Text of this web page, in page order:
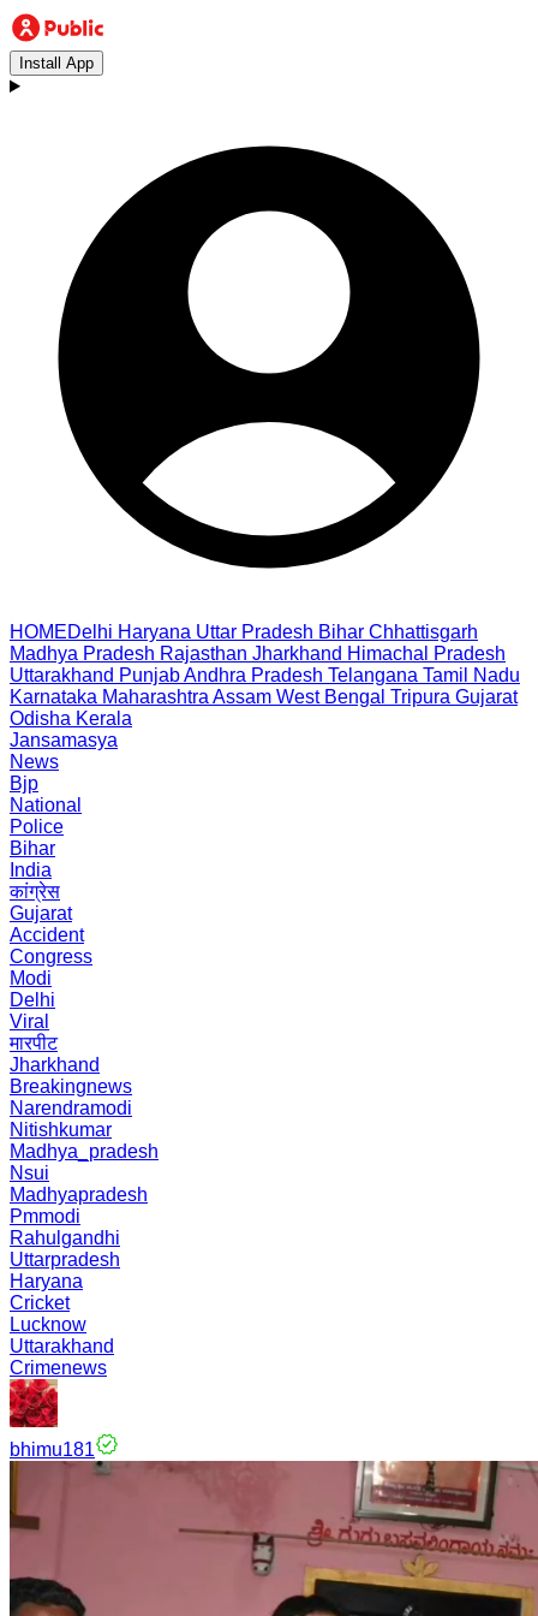
Install App
HOMEDelhi Haryana Uttar Pradesh Bihar Chhattisgarh
Madhya Pradesh Rajasthan Jharkhand Himachal Pradesh
Uttarakhand PunjabAndhra Pradesh Telangana Tamil Nadu
Karnataka Maharashtra Assam West Bengal Tripura Gujarat
Odisha Kerala
Jansamasya
News
Bjp
National
Police
Bihar
India
कांग्रेस
Gujarat
Accident
Congress
Modi
Delhi
Viral
मारपीट
Jharkhand
Breakingnews
Narendramodi
Nitishkumar
Madhya_pradesh
Nsui
Madhyapradesh
Pmmodi
Rahulgandhi
Uttarpradesh
Haryana
Cricket
Lucknow
Uttarakhand
Crimenews
bhimu181